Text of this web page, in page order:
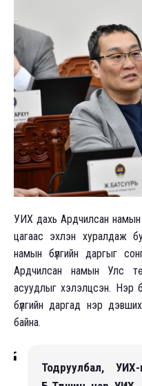
УИХ дахь Ардчилсан
цагаас эхлэн хуралдаж
намын бүлгийн даргыг
Ардчилсан намын Улс
асуудлыг хэлэлцсэн. Нэр
бүлгийн даргад нэр
байна.
Тодруулбал,